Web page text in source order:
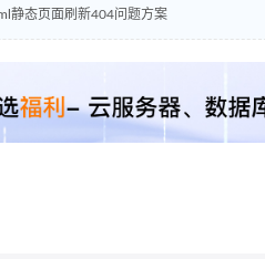
静态页面刷新404问题方案